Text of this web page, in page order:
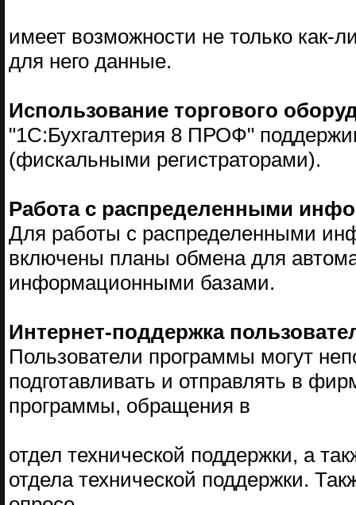
имеет возможности не только как-
для него данные.
Использование торгового
"1С:Бухгалтерия 8 ПРОФ"
(фискальными регистраторами).
Работа с распределенными
Для работы с распределенными
включены планы обмена для
информационными базами.
Интернет-поддержка
Пользователи программы могут
подготавливать и отправлять в
программы, обращения в
отдел технической поддержки, а
отдела технической поддержки.